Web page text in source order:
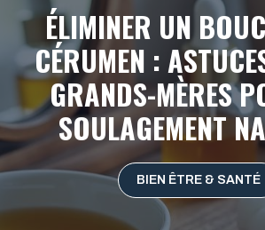
ÉLIMINER UN
CÉRUMEN :
GRANDS-MÈRES
SOULAGEMENT
BIEN ÊTRE & SANTÉ